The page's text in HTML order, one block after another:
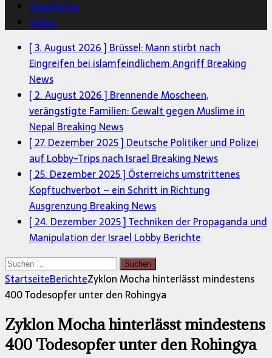
Geschichte
Kultur
[ 3. August 2026 ] Brüssel: Mann stirbt nach
Eingreifen bei islamfeindlichem AngriffBreaking
News
[ 2. August 2026 ] Brennende Moscheen,
verängstigte Familien: Gewalt gegen Muslime in
Nepal Breaking News
[ 27. Dezember 2025 ] Deutsche Politiker und Polizei
auf Lobby-Trips nach Israel Breaking News
[ 25. Dezember 2025 ] Österreichs umstrittenes
Kopftuchverbot – ein Schritt in Richtung
Ausgrenzung Breaking News
[ 24. Dezember 2025 ]Techniken der Propaganda und
Manipulation der Israel LobbyBerichte
Suchen
nach:
StartseiteBerichteZyklon Mocha hinterlässt mindestens
400 Todesopfer unter den Rohingya
Zyklon Mocha hinterlässt mindestens
400 Todesopfer unter den Rohingya